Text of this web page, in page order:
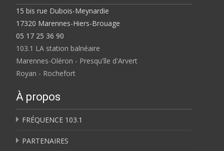
15 bis rue Dubois-Meynardie
17320 Marennes-Hiers-Brouage
05 17 25 36 90
103.1 LA station balnéaire
Marennes-Oléron - Presqu'île d'Arvert
Royan - Rochefort
À propos
FRÉQUENCE 103.1
PARTENAIRES